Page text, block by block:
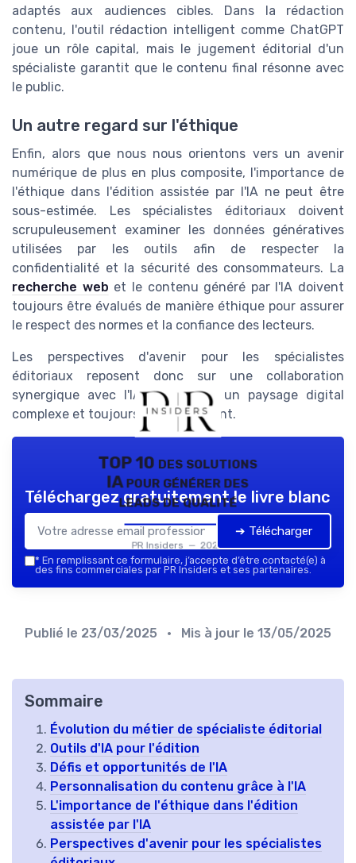
adaptés aux audiences cibles. Dans la rédaction
contenu, l'outil rédaction intelligent comme ChatGPT
joue un rôle capital, mais le jugement éditorial d'un
spécialiste garantit que le contenu final résonne avec
le public.
Un autre regard sur l'éthique
Enfin, alors que nous nous orientons vers un avenir
numérique de plus en plus composite, l'importance de
l'éthique dans l'édition assistée par l'IA ne peut être
sous-estimée. Les spécialistes éditoriaux doivent
scrupuleusement examiner les données génératives
utilisées par les outils afin de respecter la
confidentialité et la sécurité des consommateurs. La
recherche web et le contenu généré par l'IA doivent
toujours être évalués de manière éthique pour assurer
le respect des normes et la confiance des lecteurs.
Les perspectives d'avenir pour les spécialistes
éditoriaux reposent donc sur une collaboration
synergique avec l'IA, adaptée à un paysage digital
complexe et toujours en mouvement.
TOP 10 des solutions
IA pour générer des
leads de qualité
PR Insiders — 2026
Téléchargez gratuitement le livre blanc
➔ Télécharger
* En remplissant ce formulaire, j’accepte d’être contacté(e) à
des fins commerciales par PR Insiders et ses partenaires.
Publié le 23/03/2025 • Mis à jour le 13/05/2025
Sommaire
Évolution du métier de spécialiste éditorial
Outils d'IA pour l'édition
Défis et opportunités de l'IA
Personnalisation du contenu grâce à l'IA
L'importance de l'éthique dans l'édition
assistée par l'IA
Perspectives d'avenir pour les spécialistes